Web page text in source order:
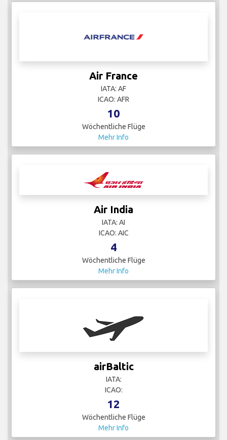
Air France
IATA: AF
ICAO: AFR
10
Wöchentliche Flüge
Mehr Info
Air India
IATA: AI
ICAO: AIC
4
Wöchentliche Flüge
Mehr Info
airBaltic
IATA:
ICAO:
12
Wöchentliche Flüge
Mehr Info